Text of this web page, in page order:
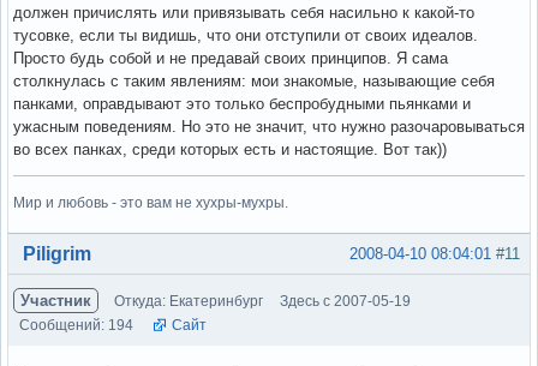
должен причислять или привязывать себя насильно к какой-то
тусовке, если ты видишь, что они отступили от своих идеалов.
Просто будь собой и не предавай своих принципов. Я сама
столкнулась с таким явлениям: мои знакомые, называющие себя
панками, оправдывают это только беспробудными пьянками и
ужасным поведениям. Но это не значит, что нужно разочаровываться
во всех панках, среди которых есть и настоящие. Вот так))
Мир и любовь - это вам не хухры-мухры.
Вне форума #11
2008-04-10 08:04:01
Piligrim
Участник Откуда: Екатеринбург
Здесь с 2007-05-19
Сообщений: 194
Сайт